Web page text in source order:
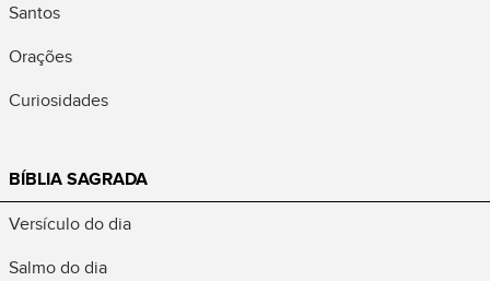
Santos
Orações
Curiosidades
BÍBLIA SAGRADA
Versículo do dia
Salmo do dia